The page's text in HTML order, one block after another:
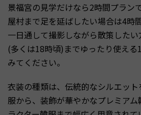
景福宮の見学だけなら2時間プラン
屋村まで足を延ばしたい場合は4時
一日通して撮影しながら散策した
(多くは18時頃)までゆったり使える
みてください。
衣装の種類は、伝統的なシルエッ
服から、装飾が華やかなプレミア